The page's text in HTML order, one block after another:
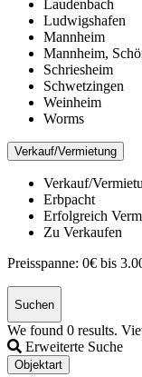
Laudenbach
Ludwigshafen
Mannheim
Mannheim,
Schriesheim
Schwetzingen
Weinheim
Worms
Verkauf/Vermietung
Verkauf/
Erbpacht
Erfolgreich
Zu Verkaufen
Preisspanne: 0€ bis
Suchen
We found 0 results.
Erweiterte Suche
Objektart